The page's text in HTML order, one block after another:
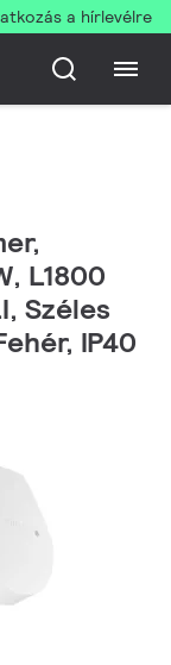
a hírlevélre
L1800
Széles
IP40